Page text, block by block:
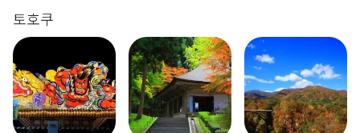
토호쿠